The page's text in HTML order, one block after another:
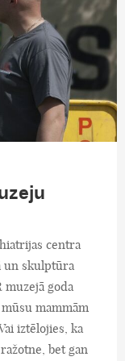
centra
un skulptūra
muzejā goda
mūsu mammām
iztēlojies, ka
bet gan